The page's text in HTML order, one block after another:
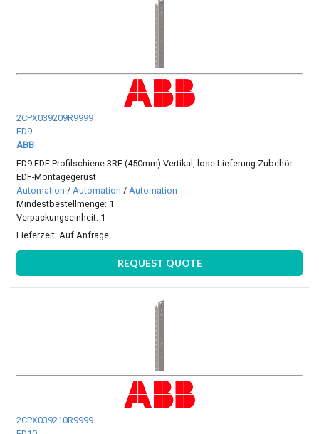
2CPX039209R9999
ED9
ABB
ED9 EDF-Profilschiene 3RE (450mm) Vertikal, lose Lieferung Zubehör
EDF-Montagegerüst
Automation / Automation / Automation
Mindestbestellmenge: 1
Verpackungseinheit: 1
Lieferzeit: Auf Anfrage
REQUEST QUOTE
2CPX039210R9999